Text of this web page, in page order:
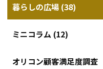
暮らしの広場 (38)
ミニコラム (12)
オリコン顧客満足度調査